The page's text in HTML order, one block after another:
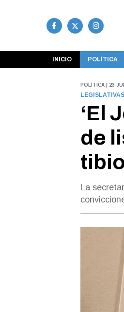
INICIO POLÍTICA
POLÍTICA | 23
‘El
de
La